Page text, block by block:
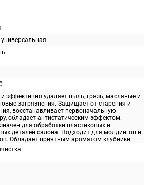
эффективно удаляет пыль, грязь, масляные и
загрязнения. Защищает от старения и
восстанавливает первоначальную
обладает антистатическим эффектом.
для обработки пластиковых и
деталей салона. Подходит для молдингов и
Обладает приятным ароматом клубники.